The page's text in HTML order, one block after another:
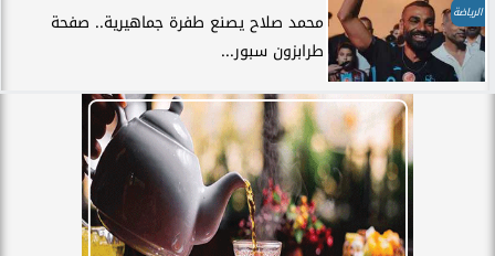
الرياضة
محمد صلاح يصنع طفرة جماهيرية.. صفحة
طرابزون سبور...